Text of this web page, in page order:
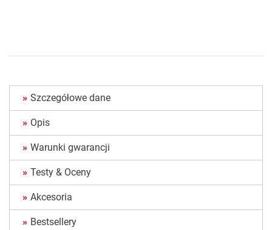
Szczegółowe dane
Opis
Warunki gwarancji
Testy & Oceny
Akcesoria
Bestsellery